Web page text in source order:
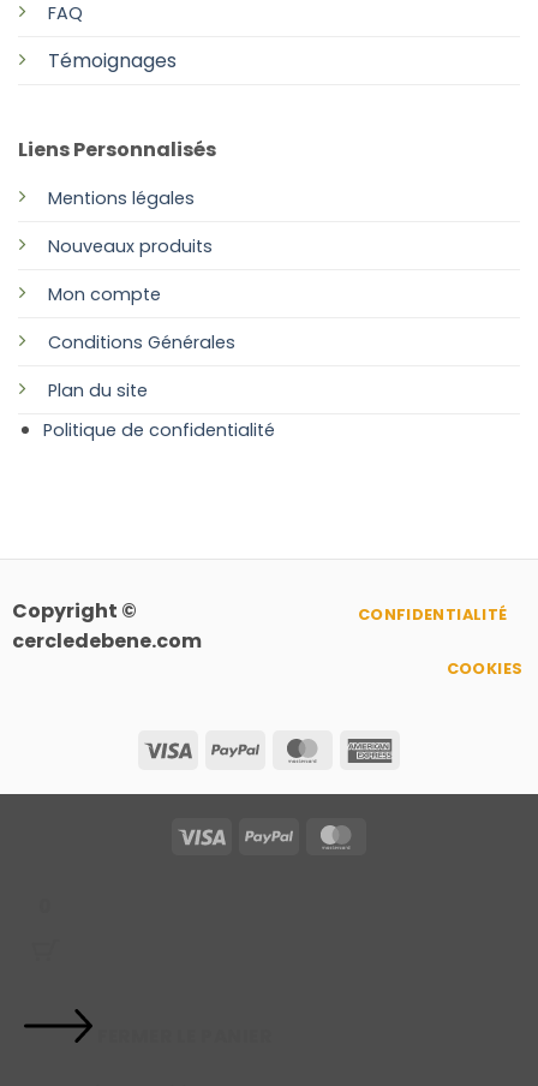
FAQ
Témoignages
Liens Personnalisés
Mentions légales
Nouveaux produits
Mon compte
Conditions Générales
Plan du site
Politique de confidentialité
Copyright ©
cercledebene.com
Visa PayPal MasterCard
CONFIDENTIALITÉ
COOKIES
Visa PayPal